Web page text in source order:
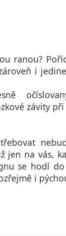
ranou?
i
závity
jen na vás,
se hodí
i